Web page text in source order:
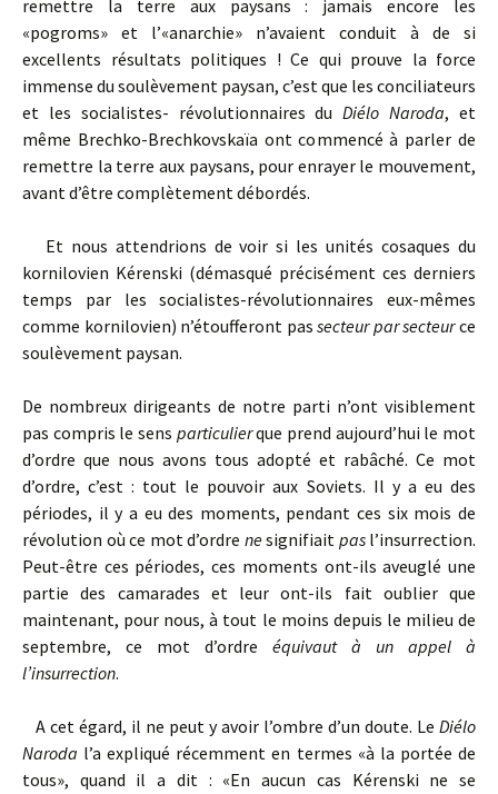
remettre la terre aux paysans : jamais encore les
«pogroms» et l’«anarchie» n’avaient conduit à de si
excellents résultats politiques ! Ce qui prouve la force
immense du soulèvement paysan, c’est que les conciliateurs
et les socialistes- révolutionnaires duDiélo Naroda, et
même Brechko-Brechkovskaïa ont commencé à parler de
remettre la terre aux paysans, pour enrayer le mouvement,
avant d’être complètement débordés.
Et nous attendrions de voir si les unités cosaques du
kornilovien Kérenski (démasqué précisément ces derniers
temps par les socialistes-révolutionnaires eux-mêmes
comme kornilovien) n’étoufferont passecteur par secteurce
soulèvement paysan.
De nombreux dirigeants de notre parti n’ont visiblement
pas compris le sens particulierque prend aujourd’hui le mot
d’ordre que nous avons tous adopté et rabâché. Ce mot
d’ordre, c’est : tout le pouvoir aux Soviets. Il y a eu des
périodes, il y a eu des moments, pendant ces six mois de
révolution où ce mot d’ordre nesignifiait pasl’insurrection.
Peut-être ces périodes, ces moments ont-ils aveuglé une
partie des camarades et leur ont-ils fait oublier que
maintenant, pour nous, à tout le moins depuis le milieu de
septembre, ce mot d’ordre équivaut à un appel à
l’insurrection.
A cet égard, il ne peut y avoir l’ombre d’un doute. Le Diélo
Naroda l’a expliqué récemment en termes «à la portée de
tous», quand il a dit : «En aucun cas Kérenski ne se